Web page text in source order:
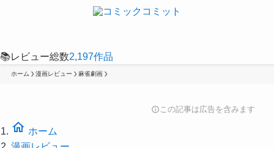
📚レビュー総数2,197作品
ホーム 漫画レビュー 麻雀劇画
infoこの記事は広告を含みます
home ホーム